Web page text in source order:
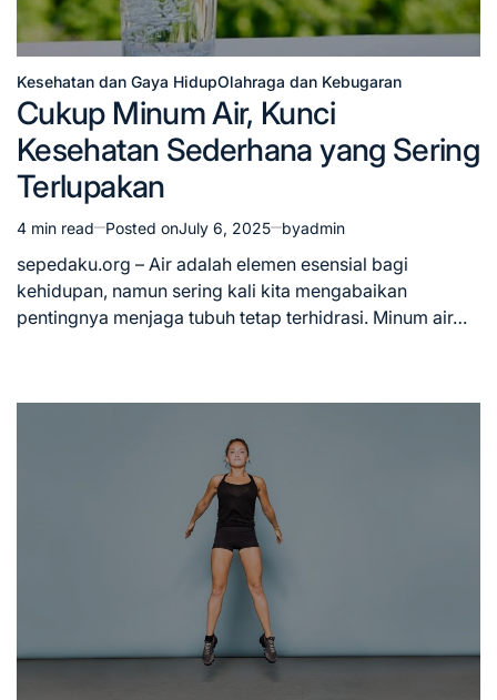
Posted
in
Kesehatan dan Gaya HidupOlahraga dan Kebugaran
Cukup Minum Air, Kunci
Kesehatan Sederhana yang Sering
Terlupakan
Estimated
read
time
4 min read Posted onJuly 6, 2025 byadmin
sepedaku.org – Air adalah elemen esensial bagi
kehidupan, namun sering kali kita mengabaikan
pentingnya menjaga tubuh tetap terhidrasi. Minum air…